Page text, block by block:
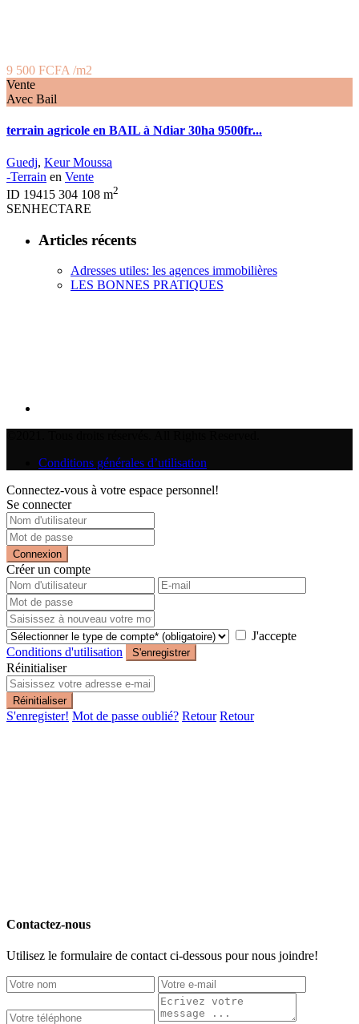
9 500 FCFA /m2
Vente
Avec Bail
terrain agricole en BAIL à Ndiar 30ha 9500fr...
Guedj, Keur Moussa
-Terrain en Vente
ID 19415 304 108 m2
SENHECTARE
Articles récents
Adresses utiles: les agences immobilières
LES BONNES PRATIQUES
Conditions générales d’utilisation
Connectez-vous à votre espace personnel!
Se connecter
Connexion
Créer un compte
J'accepte
Conditions d'utilisation
S'enregistrer
Réinitialiser
Réinitialiser
S'enregister! Mot de passe oublié? Retour Retour
Contactez-nous
Utilisez le formulaire de contact ci-dessous pour nous joindre!